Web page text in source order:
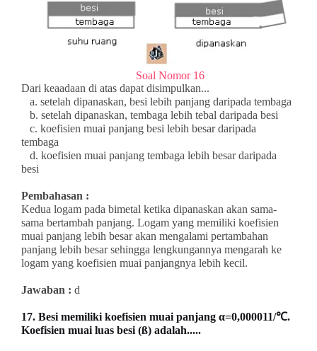
Soal Nomor 16
Dari keaadaan di atas dapat disimpulkan...
a. setelah dipanaskan, besi lebih panjang daripada tembaga
b. setelah dipanaskan, tembaga lebih tebal daripada besi
c. koefisien muai panjang besi lebih besar daripada
tembaga
d. koefisien muai panjang tembaga lebih besar daripada
besi
Pembahasan :
Kedua logam pada bimetal ketika dipanaskan akan sama-
sama bertambah panjang. Logam yang memiliki koefisien
muai panjang lebih besar akan mengalami pertambahan
panjang lebih besar sehingga lengkungannya mengarah ke
logam yang koefisien muai panjangnya lebih kecil.
Jawaban : d
17. Besi memiliki koefisien muai panjang α=0,000011/℃.
Koefisien muai luas besi (ß) adalah.....